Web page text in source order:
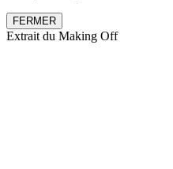
FERMER
Extrait du Making Off